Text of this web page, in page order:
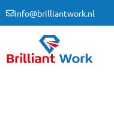
Ga
inhoud
info@brilliantwork.nl